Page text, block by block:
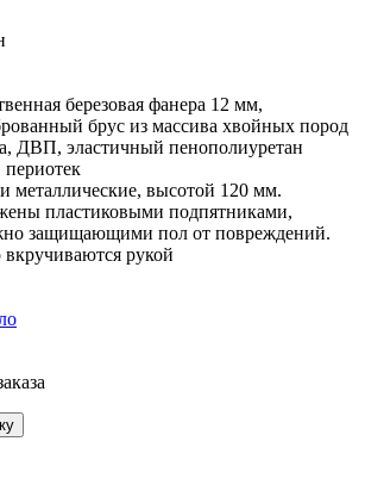
березовая фанера 12 мм,
брус из массива хвойных пород
ДВП, эластичный пенополиуретан
периотек
металлические, высотой 120 мм.
пластиковыми подпятниками,
защищающими пол от повреждений.
вкручиваются рукой